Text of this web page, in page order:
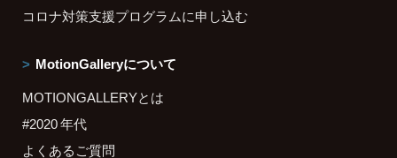
コロナ対策支援プログラムに申し込む
MotionGalleryについて
MOTIONGALLERYとは
#2020 年代
よくあるご質問